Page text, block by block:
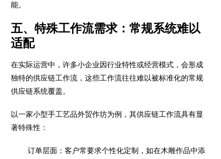
能。
五、特殊工作流需求：常规系统难以
适配
在实际运营中，许多小企业因行业特性或经营模式，会形成
独特的供应链工作流，这些工作流往往难以被标准化的常规
供应链系统覆盖。
以一家小型手工艺品外贸作坊为例，其供应链工作流具有显
著特殊性：
订单层面：客户常要求个性化定制，如在木雕作品中添